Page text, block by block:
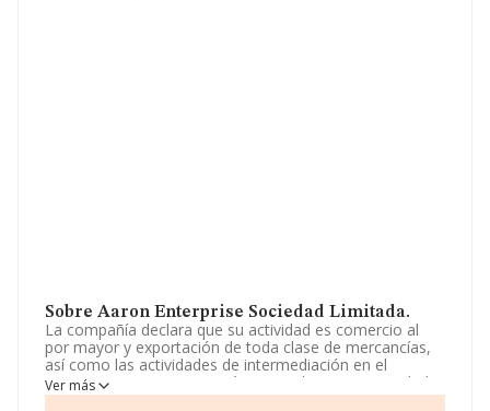
Sobre Aaron Enterprise Sociedad Limitada.
La compañía declara que su actividad es comercio al
por mayor y exportación de toda clase de mercancías,
así como las actividades de intermediación en el
comercio. La empresa está registrada como Sociedad
Limitada. Su CNAE corresponde a 4690 con código
Ver más